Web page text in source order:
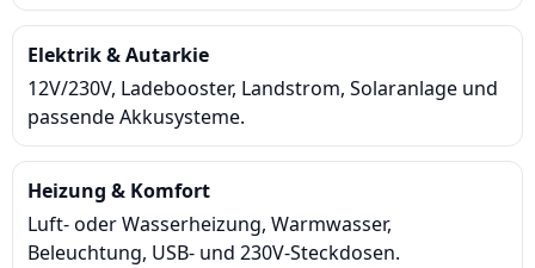
Elektrik & Autarkie
12V/230V, Ladebooster, Landstrom, Solaranlage und
passende Akkusysteme.
Heizung & Komfort
Luft- oder Wasserheizung, Warmwasser,
Beleuchtung, USB- und 230V-Steckdosen.